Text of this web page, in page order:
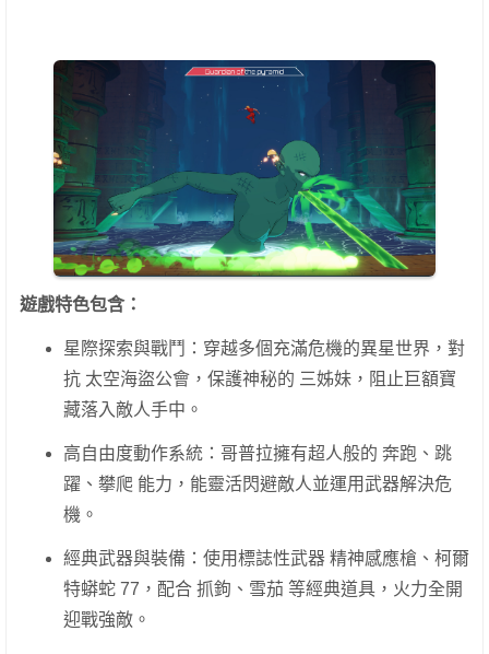
遊戲特色包含：
星際探索與戰鬥：穿越多個充滿危機的異星世界，對
抗 太空海盜公會，保護神秘的 三姊妹，阻止巨額寶
藏落入敵人手中。
高自由度動作系統：哥普拉擁有超人般的 奔跑、跳
躍、攀爬 能力，能靈活閃避敵人並運用武器解決危
機。
經典武器與裝備：使用標誌性武器 精神感應槍、柯爾
特蟒蛇 77，配合 抓鉤、雪茄 等經典道具，火力全開
迎戰強敵。